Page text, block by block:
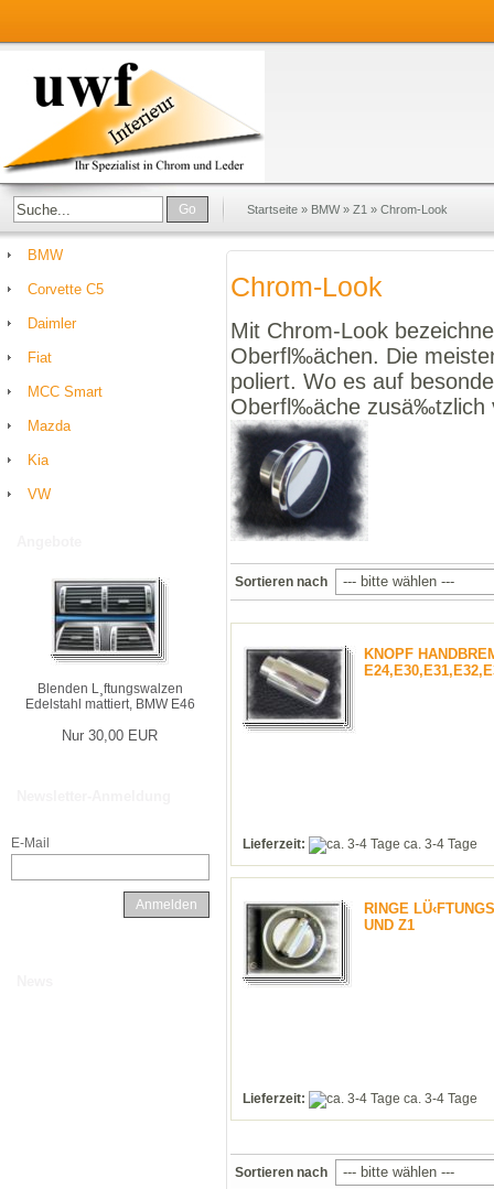
Go Startseite » BMW» Z1 » Chrom-Look
BMW
Corvette C5
Daimler
Fiat
MCC Smart
Mazda
Kia
VW
Blenden L¸ftungswalzen
Edelstahl mattiert, BMW E46
Nur 30,00 EUR
E-Mail
Anmelden
Chrom-Look
Mit Chrom-Look
Oberfl‰ächen. Die
poliert. Wo es auf
Oberfl‰äche zusä‰tzlich
Sortieren nach
KNOPF
Lieferzeit: ca. 3-4 Tage
RINGE
UND Z1
Lieferzeit: ca. 3-4 Tage
Sortieren nach